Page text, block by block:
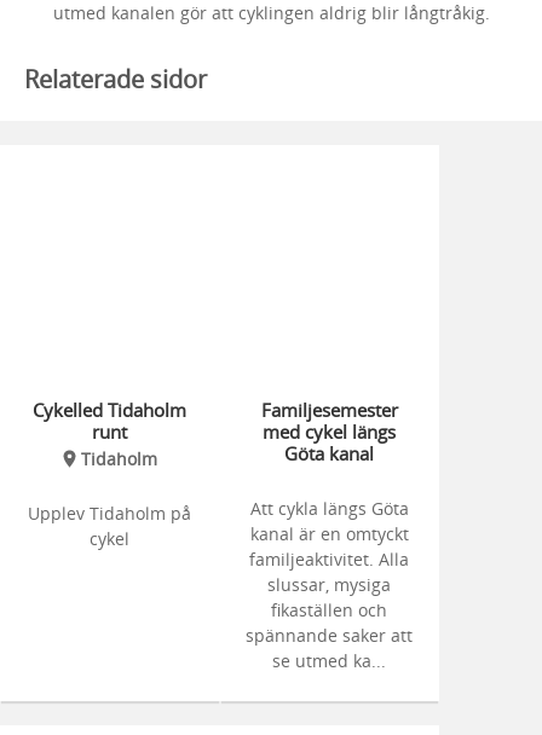
utmed kanalen gör att cyklingen aldrig blir långtråkig.
Relaterade sidor
Cykelled Tidaholm
runt
Tidaholm
Upplev Tidaholm på
cykel
Familjesemester
med cykel längs
Göta kanal
Att cykla längs Göta
kanal är en omtyckt
familjeaktivitet. Alla
slussar, mysiga
fikaställen och
spännande saker att
se utmed ka...